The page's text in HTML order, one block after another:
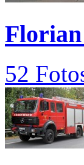
52